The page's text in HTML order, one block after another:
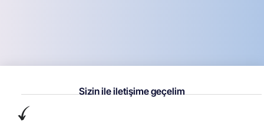
Sizin ile iletişime geçelim